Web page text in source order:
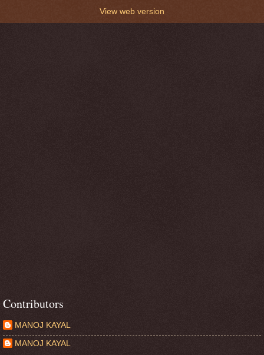
View web version
Contributors
MANOJ KAYAL
MANOJ KAYAL